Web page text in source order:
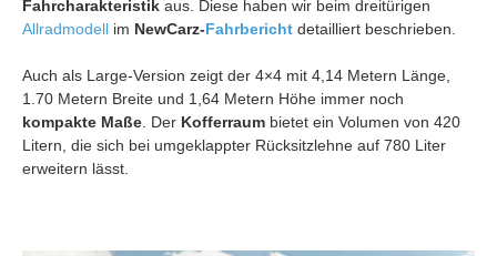
Fahrcharakteristik aus. Diese haben wir beim dreitürigen
Allradmodell im NewCarz-Fahrbericht detailliert beschrieben.
Auch als Large-Version zeigt der 4×4 mit 4,14 Metern Länge,
1.70 Metern Breite und 1,64 Metern Höhe immer noch
kompakte Maße . Der Kofferraum bietet ein Volumen von 420
Litern, die sich bei umgeklappter Rücksitzlehne auf 780 Liter
erweitern lässt.